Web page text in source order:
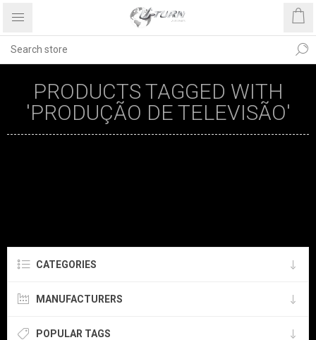
PRODUCTS TAGGED WITH
'PRODUÇÃO DE TELEVISÃO'
CATEGORIES
MANUFACTURERS
POPULAR TAGS